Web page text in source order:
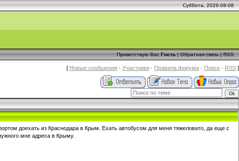
Суббота, 2026-08-08
Приветствую Вас Гость|Обратная связь|RSS
[ Новые сообщения · Участники · Правила форума · Поиск · RSS ]
доехать из Краснодара в Крым. Ехать автобусом для меня тяжеловато, да еще с
мне адреса в Крыму.